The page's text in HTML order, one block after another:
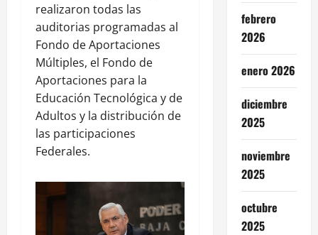
realizaron todas las
auditorias programadas al
Fondo de Aportaciones
Múltiples, el Fondo de
Aportaciones para la
Educación Tecnológica y de
Adultos y la distribución de
las participaciones
Federales.
febrero
2026
enero 2026
diciembre
2025
noviembre
2025
octubre
2025